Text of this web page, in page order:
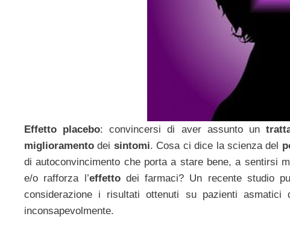
Effetto placebo: convincersi di aver assunto un
miglioramentodei sintomi. Cosa ci dice la scienza del
di autoconvincimento che porta a stare bene, a sentirsi
e/o rafforza l’effettodei farmaci? Un recente studio
considerazione i risultati ottenuti su pazienti asmatici
inconsapevolmente.